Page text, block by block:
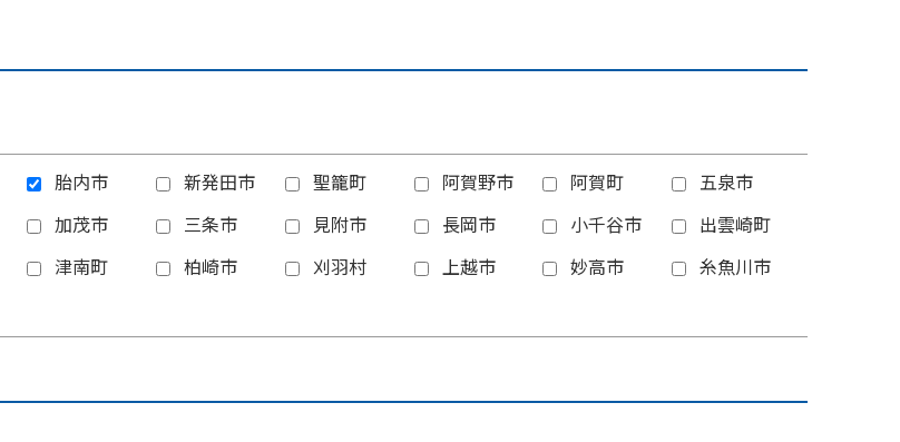
胎内市 新発田市 聖籠町 阿賀野市 阿賀町
五泉市
加茂市 三条市 見附市 長岡市 小千谷市
出雲崎町
津南町 柏崎市 刈羽村 上越市 妙高市
糸魚川市